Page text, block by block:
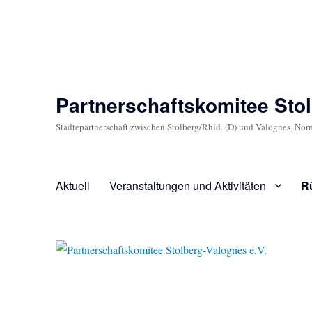
Partnerschaftskomitee
Städtepartnerschaft zwischen Stolberg/Rhld. (D) und Valognes,
Aktuell Veranstaltungen und Aktivitäten